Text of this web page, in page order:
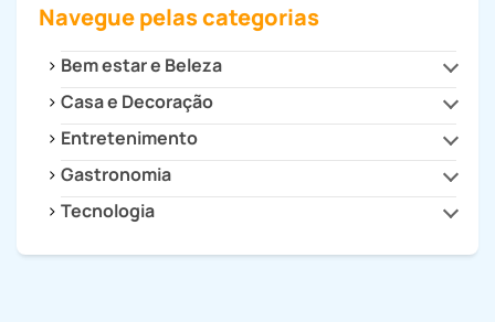
Navegue pelas categorias
Bem estar e Beleza
Beleza e Estilo
Saúde
Casa e Decoração
Cozinha
Decoração
Dicas para Casa
Eletrodomésticos
Entretenimento
Cultura
Filmes e Séries
Games
Gastronomia
Drinks e Bebidas
Tecnologia